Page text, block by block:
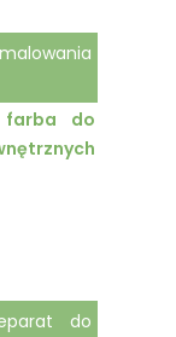
farba do
do